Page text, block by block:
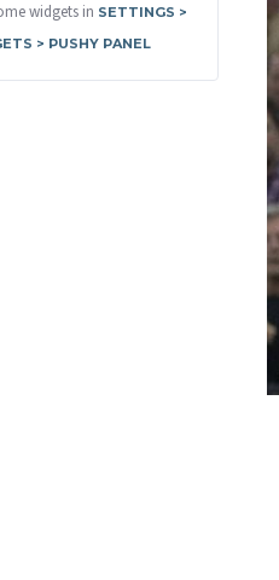
widgets in SETTINGS >
> PUSHY PANEL
ABREN LA